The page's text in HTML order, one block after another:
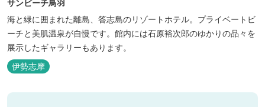
サンビーチ鳥羽
海と緑に囲まれた離島、答志島のリゾートホテル。プライベートビ
ーチと美肌温泉が自慢です。館内には石原裕次郎のゆかりの品々を
展示したギャラリーもあります。
伊勢志摩